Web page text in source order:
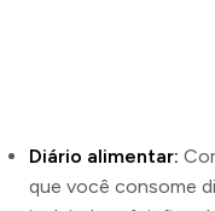
Diário alimentar:
que você consome